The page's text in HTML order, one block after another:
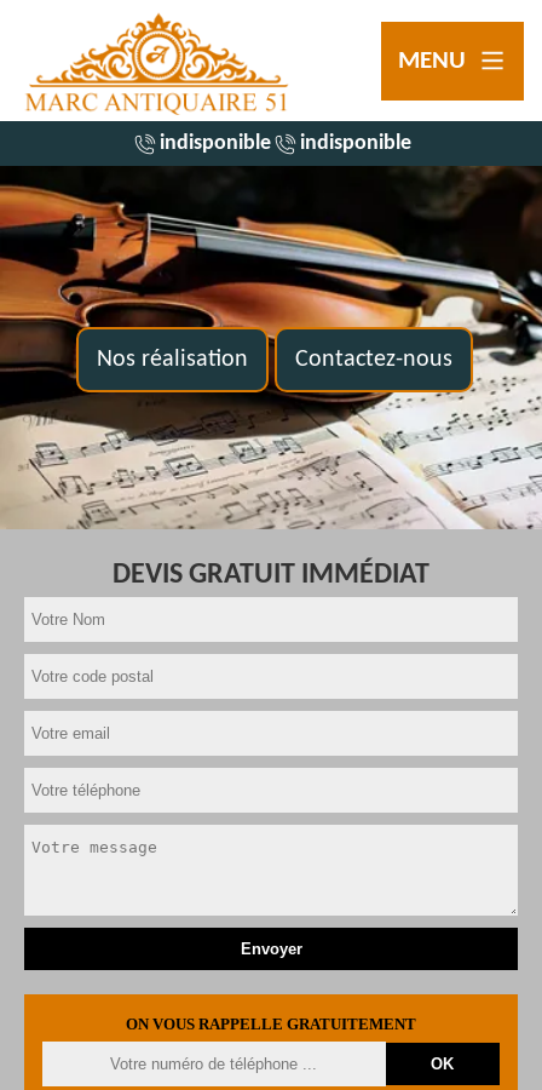
MENU
indisponible indisponible
Nos réalisation Contactez-nous
DEVIS GRATUIT IMMÉDIAT
ON VOUS RAPPELLE GRATUITEMENT